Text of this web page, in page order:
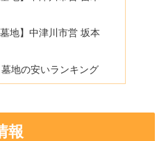
地】中津川市営 坂本
地の安いランキング
報